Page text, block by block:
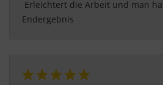
Endergebnis